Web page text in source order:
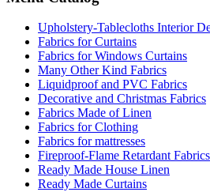
Upholstery-Tablecloths Interior
Fabrics for Curtains
Fabrics for Windows Curtains
Many Other Kind Fabrics
Liquidproof and PVC Fabrics
Decorative and Christmas Fabrics
Fabrics Made of Linen
Fabrics for Clothing
Fabrics for mattresses
Fireproof-Flame Retardant Fabrics
Ready Made House Linen
Ready Made Curtains